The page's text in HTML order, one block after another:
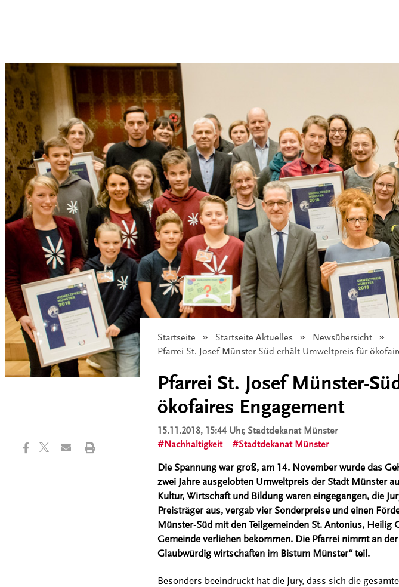
Startseite Startseite Aktuelles
Newsübersicht
Angezeigt:
Pfarrei St. Josef Münster-Süd erhält Umweltpreis für
Pfarrei St. Josef Münster-
ökofaires Engagement
15.11.2018, 15:44 Uhr, Stadtdekanat Münster
Nachhaltigkeit
Stadtdekanat Münster
Die Spannung war groß, am 14. November wurde das
zwei Jahre ausgelobten Umweltpreis der Stadt Münster
Kultur, Wirtschaft und Bildung waren eingegangen, die
Preisträger aus, vergab vier Sonderpreise und einen
Münster-Süd mit den Teilgemeinden St. Antonius, Heilig
Gemeinde verliehen bekommen. Die Pfarrei nimmt an
Glaubwürdig wirtschaften im Bistum Münster“ teil.
Besonders beeindruckt hat die Jury, dass sich die